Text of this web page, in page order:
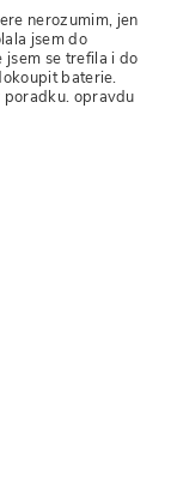
nerozumim, jen
jsem do
jsem se trefila i do
baterie.
opravdu